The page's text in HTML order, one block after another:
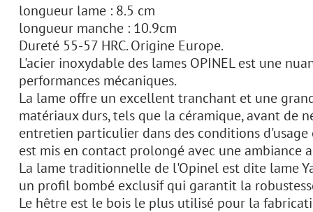
longueur lame : 8.5 cm
longueur manche : 10.9cm
Dureté 55-57 HRC. Origine Europe.
L'acier inoxydable des lames OPINEL est une
performances mécaniques.
La lame offre un excellent tranchant et une
matériaux durs, tels que la céramique, avant de
entretien particulier dans des conditions
est mis en contact prolongé avec une ambiance
La lame traditionnelle de l'Opinel est dite lame
un profil bombé exclusif qui garantit la
Le hêtre est le bois le plus utilisé pour la